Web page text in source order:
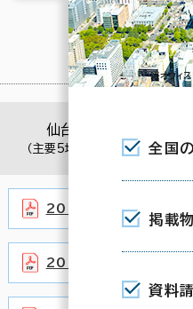
仙台
（主要5地区）
2026年
2025年
（
※オフィ
全国
掲載
資料